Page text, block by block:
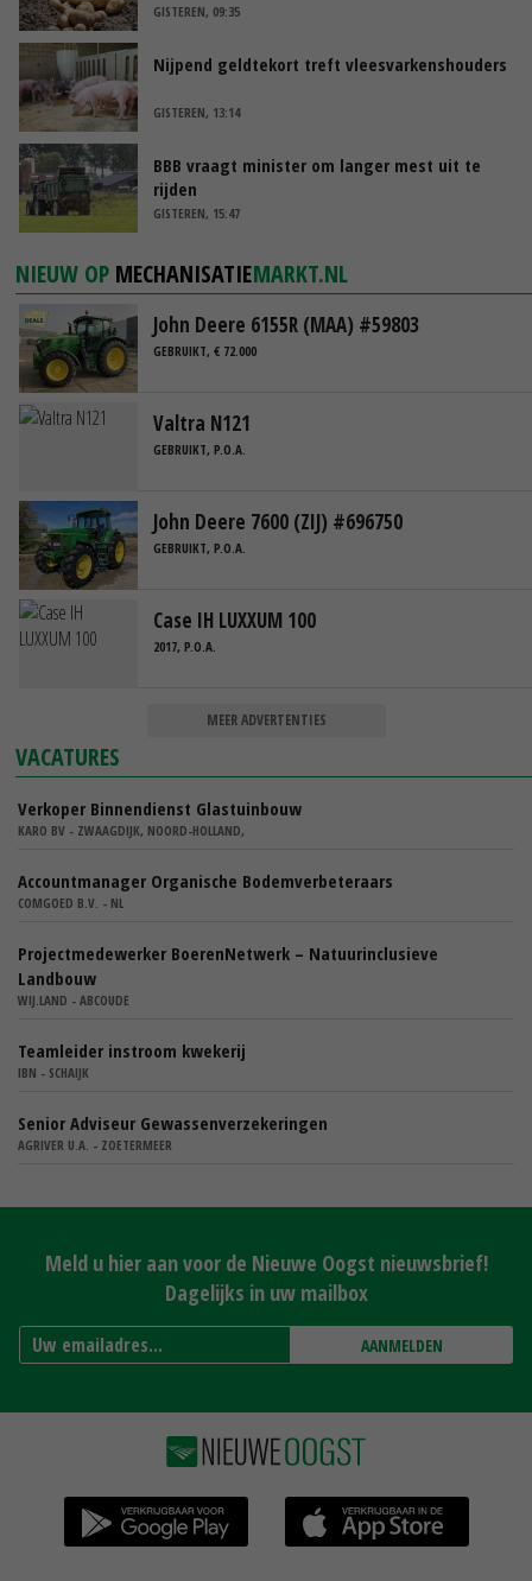
GISTEREN, 09:35
Nijpend geldtekort treft vleesvarkenshouders
GISTEREN, 13:14
BBB vraagt minister om langer mest uit te
rijden
GISTEREN, 15:47
NIEUW OP MECHANISATIEMARKT.NL
John Deere 6155R (MAA) #59803
GEBRUIKT, € 72.000
Valtra N121
GEBRUIKT, P.O.A.
John Deere 7600 (ZIJ) #696750
GEBRUIKT, P.O.A.
Case IH LUXXUM 100
2017, P.O.A.
MEER ADVERTENTIES
VACATURES
Verkoper Binnendienst Glastuinbouw
KARO BV - ZWAAGDIJK, NOORD-HOLLAND,
Accountmanager Organische Bodemverbeteraars
COMGOED B.V. - NL
Projectmedewerker BoerenNetwerk – Natuurinclusieve
Landbouw
WIJ.LAND - ABCOUDE
Teamleider instroom kwekerij
IBN - SCHAIJK
Senior Adviseur Gewassenverzekeringen
AGRIVER U.A. - ZOETERMEER
Meld u hier aan voor de Nieuwe Oogst nieuwsbrief!
Dagelijks in uw mailbox
AANMELDEN